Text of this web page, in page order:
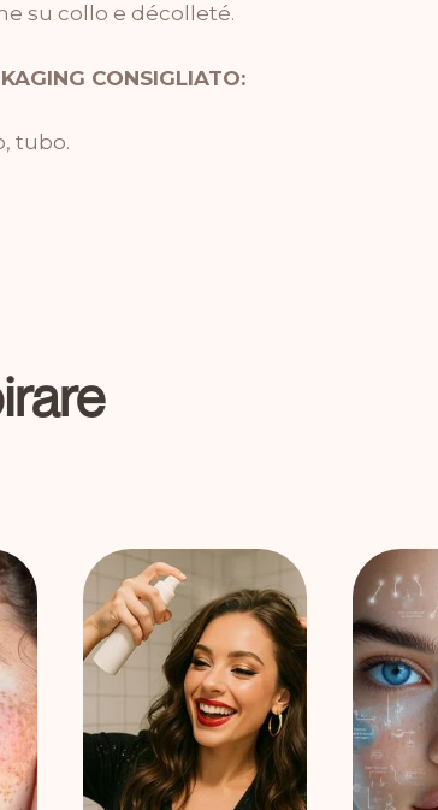
su collo e décolleté.
CONSIGLIATO:
tubo.